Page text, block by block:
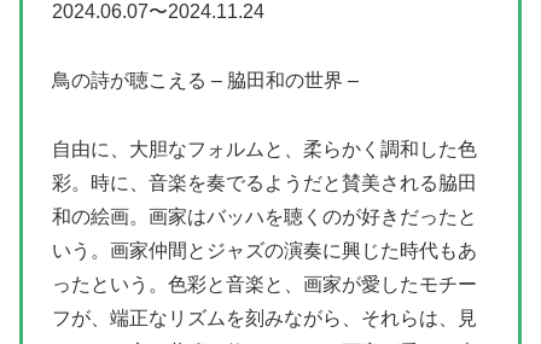
2024.06.07〜2024.11.24
鳥の詩が聴こえる – 脇田和の世界 –
自由に、大胆なフォルムと、柔らかく調和した色
彩。時に、音楽を奏でるようだと賛美される脇田
和の絵画。画家はバッハを聴くのが好きだったと
いう。画家仲間とジャズの演奏に興じた時代もあ
ったという。色彩と音楽と、画家が愛したモチー
フが、端正なリズムを刻みながら、それらは、見